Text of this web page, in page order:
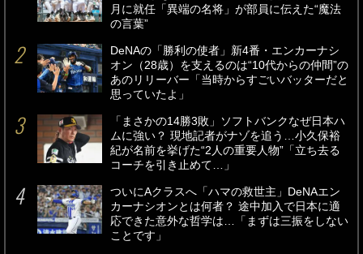
月に就任「異端の名将」が部員に伝えた“魔法
の言葉”
DeNAの「勝利の使者」新4番・エンカーナシ
オン（28歳）を支えるのは“10代からの仲間”の
あのリリーバー「当時からすごいバッターだと
思っていたよ」
「まさかの14勝3敗」ソフトバンクなぜ日本ハ
ムに強い？ 現地記者がナゾを追う…小久保裕
紀が名前を挙げた“2人の重要人物”「立ち去る
コーチを引き止めて…」
ついにAクラスへ「ハマの救世主」DeNAエン
カーナシオンとは何者？ 途中加入で日本に適
応できた意外な哲学は…「まずは三振をしない
ことです」